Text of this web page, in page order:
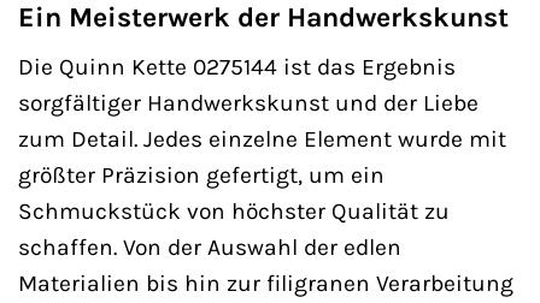
Ein Meisterwerk der Handwerkskunst
Die Quinn Kette 0275144 ist das Ergebnis
sorgfältiger Handwerkskunst und der Liebe
zum Detail. Jedes einzelne Element wurde mit
größter Präzision gefertigt, um ein
Schmuckstück von höchster Qualität zu
schaffen. Von der Auswahl der edlen
Materialien bis hin zur filigranen Verarbeitung